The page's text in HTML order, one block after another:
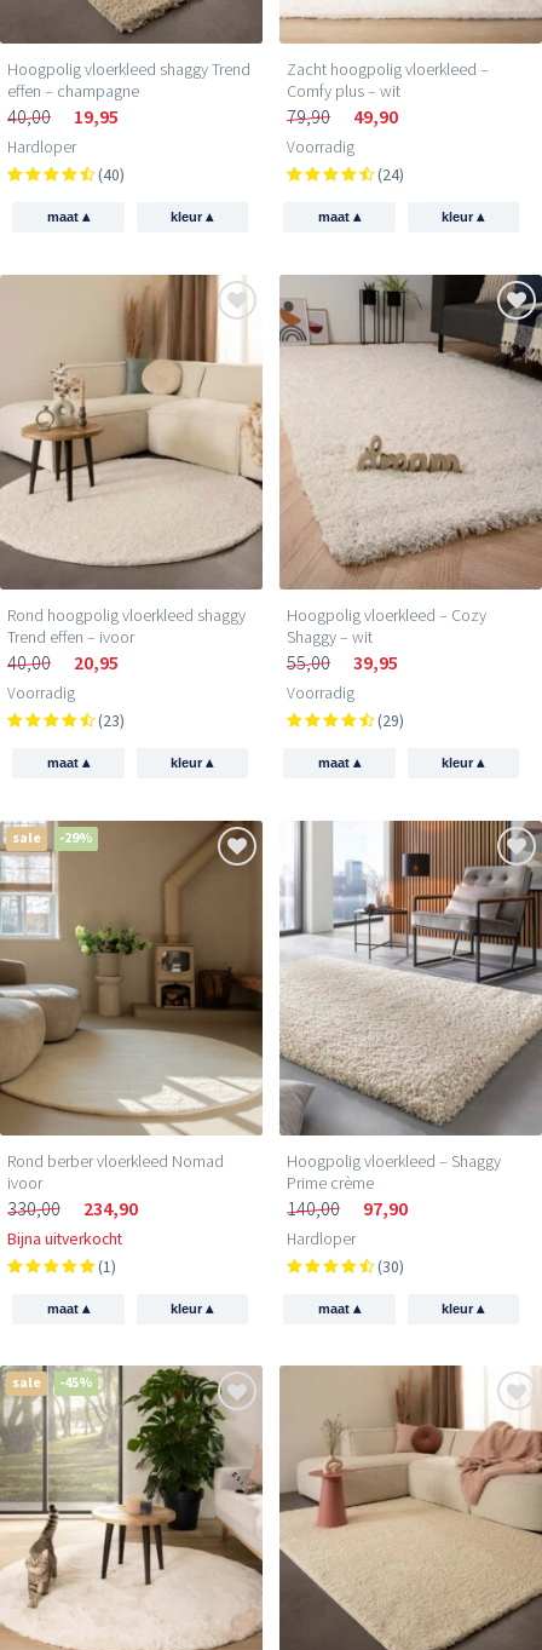
Hoogpolig vloerkleed shaggy Trend
effen – champagne
40,00 19,95
Hardloper
(40)
maat ▴ kleur▴
Zacht hoogpolig vloerkleed –
Comfy plus – wit
79,90 49,90
Voorradig
(24)
maat ▴ kleur▴
Rond hoogpolig vloerkleed shaggy
Trend effen – ivoor
40,00 20,95
Voorradig
(23)
maat ▴ kleur▴
Hoogpolig vloerkleed – Cozy
Shaggy – wit
55,00 39,95
Voorradig
(29)
maat ▴ kleur▴
sale -29%
Rond berber vloerkleed Nomad
ivoor
330,00 234,90
Bijna uitverkocht
(1)
maat ▴ kleur▴
Hoogpolig vloerkleed – Shaggy
Prime crème
140,00 97,90
Hardloper
(30)
maat ▴ kleur▴
sale -45%